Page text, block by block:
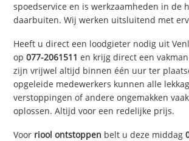
spoedservice en is werkzaamheden in de
daarbuiten. Wij werken uitsluitend met
Heeft u direct een loodgieter nodig uit
op077-2061511 en krijg direct een
zijn vrijwel altijd binnen één uur ter
opgeleide medewerkers kunnen alle
verstoppingen of andere ongemakken
oplossen. Altijd voor een redelijke prijs.
Voor riool ontstoppen belt u deze middag